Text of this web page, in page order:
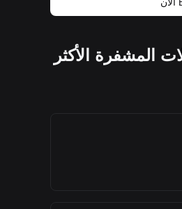
المشفرة الأكثر